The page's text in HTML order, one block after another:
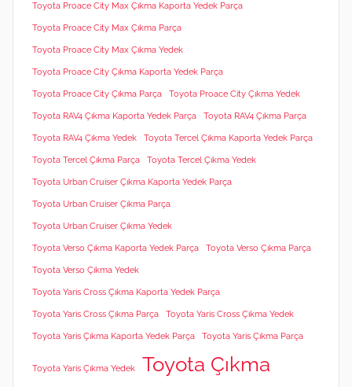
Toyota Proace City Max Çıkma Kaporta Yedek Parça
Toyota Proace City Max Çıkma Parça
Toyota Proace City Max Çıkma Yedek
Toyota Proace City Çıkma Kaporta Yedek Parça
Toyota Proace City Çıkma Parça Toyota Proace City Çıkma Yedek
Toyota RAV4 Çıkma Kaporta Yedek Parça Toyota RAV4 Çıkma Parça
Toyota RAV4 Çıkma Yedek Toyota Tercel Çıkma Kaporta Yedek Parça
Toyota Tercel Çıkma Parça Toyota Tercel Çıkma Yedek
Toyota Urban Cruiser Çıkma Kaporta Yedek Parça
Toyota Urban Cruiser Çıkma Parça
Toyota Urban Cruiser Çıkma Yedek
Toyota Verso Çıkma Kaporta Yedek Parça Toyota Verso Çıkma Parça
Toyota Verso Çıkma Yedek
Toyota Yaris Cross Çıkma Kaporta Yedek Parça
Toyota Yaris Cross Çıkma Parça Toyota Yaris Cross Çıkma Yedek
Toyota Yaris Çıkma Kaporta Yedek Parça Toyota Yaris Çıkma Parça
Toyota Yaris Çıkma Yedek
Toyota Çıkma